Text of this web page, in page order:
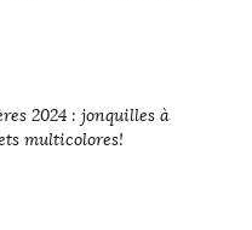
2024 : jonquilles à
multicolores!